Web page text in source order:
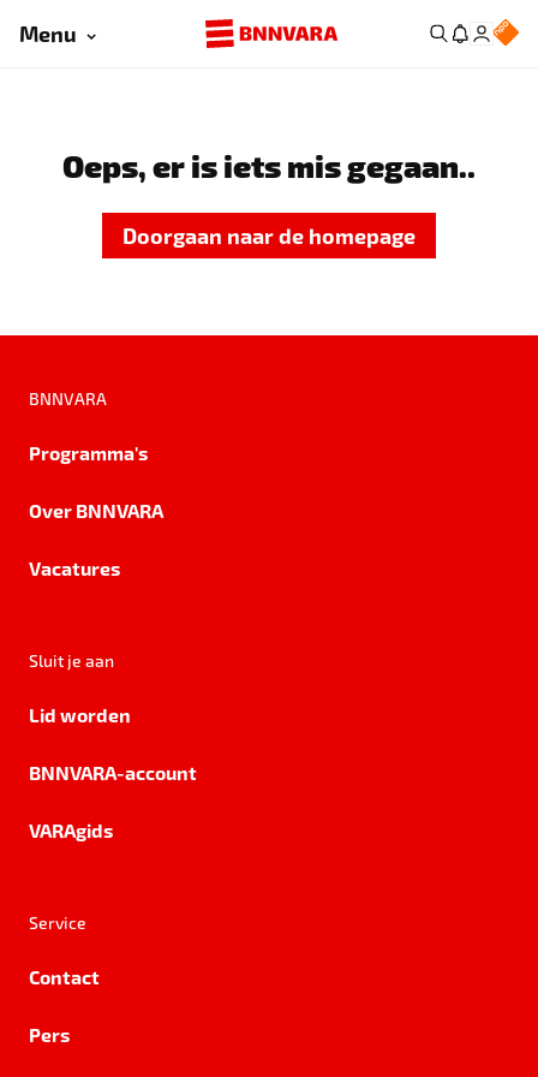
Menu
Oeps, er is iets mis gegaan..
Doorgaan naar de homepage
BNNVARA
Programma's
Over BNNVARA
Vacatures
Sluit je aan
Lid worden
BNNVARA-account
VARAgids
Service
Contact
Pers